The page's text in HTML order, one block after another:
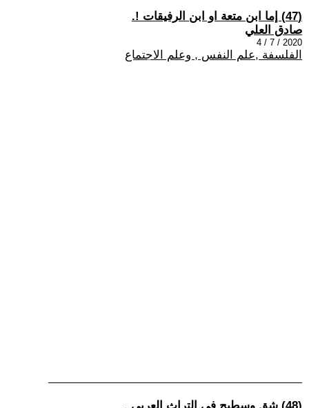
(47) إما ابن متعة او ابن الرفيقات !.
صادق العلي
2020 / 7 / 4
الفلسفة ,علم النفس , وعلم الاجتماع